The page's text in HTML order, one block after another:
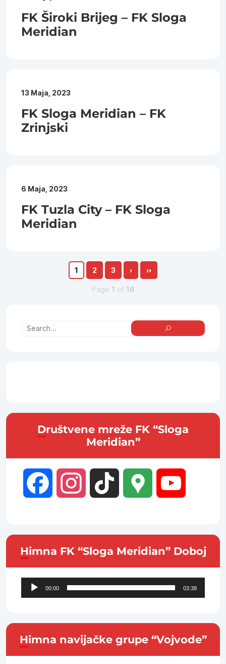
FK Široki Brijeg – FK Sloga
Meridian
13 Maja, 2023
FK Sloga Meridian – FK
Zrinjski
6 Maja, 2023
FK Tuzla City – FK Sloga
Meridian
1 2 3 › ››
Page 1 of 16
Društvene mreže FK “Sloga
Meridian”
Facebook Instagram TikTok Google
Himna FK “Sloga Meridian” Doboj
Audio
Player
00:00 03:38
Himna navijačke grupe “Vojvode”